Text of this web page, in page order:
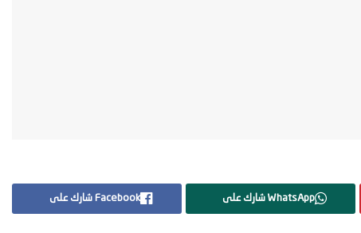
Facebook شارك على WhatsApp شارك على